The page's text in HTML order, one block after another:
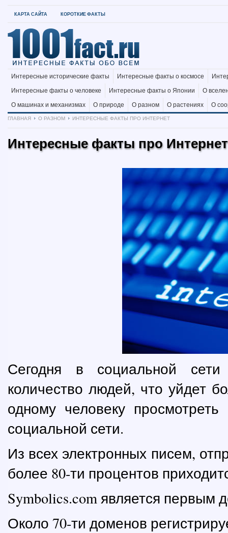
КАРТА САЙТА КОРОТКИЕ ФАКТЫ
Интересные исторические факты Интересные факты о космосе
Интересные факты о человеке
Интересные факты о Японии
О
О машинах и механизмах
О природе О разном О растениях
О
ГЛАВНАЯ
О РАЗНОМ ИНТЕРЕСНЫЕ ФАКТЫ ПРО ИНТЕРНЕТ
Интересные факты про Интернет
Сегодня в социальной сети
количество людей, что уйдет
одному человеку
социальной сети.
Из всех электронных писем,
более 80-ти процентов
Symbolics.com является
Около 70-ти доменов